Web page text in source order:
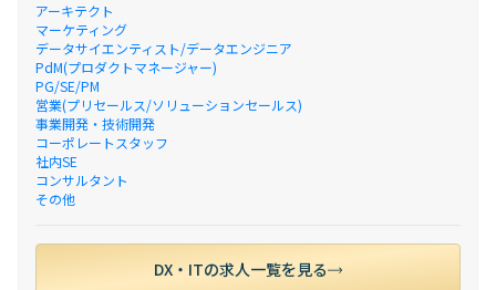
アーキテクト
マーケティング
データサイエンティスト/データエンジニア
PdM(プロダクトマネージャー)
PG/SE/PM
営業(プリセールス/ソリューションセールス)
事業開発・技術開発
コーポレートスタッフ
社内SE
コンサルタント
その他
DX・ITの求人一覧を見る